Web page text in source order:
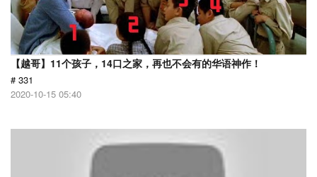
【越哥】11个孩子，14口之家，再也不会有的华语神作！
# 331
2020-10-15 05:40